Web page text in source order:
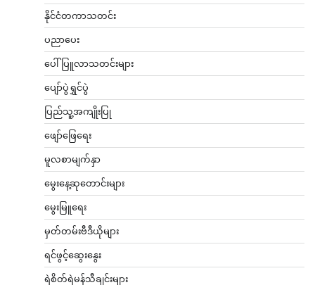
နိုင်ငံတကာသတင်း
ပညာပေး
ပေါ်ပြူလာသတင်းများ
ပျော်ပွဲရွှင်ပွဲ
ပြည်သူ့အကျိုးပြု
ဖျော်ဖြေရေး
မူလစာမျက်နှာ
မွေးနေ့ဆုတောင်းများ
မွေးမြူရေး
မှတ်တမ်းဗီဒီယိုများ
ရင်ဖွင့်ဆွေးနွေး
ရဲစိတ်ရဲမန်သီချင်းများ